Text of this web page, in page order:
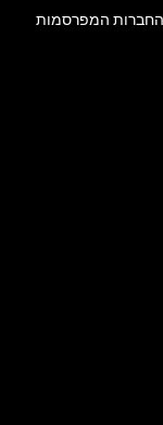
החברות המפרסמות